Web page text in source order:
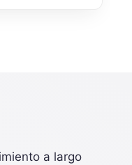
a largo